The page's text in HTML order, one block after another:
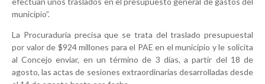
municipio”.
La Procuraduría precisa que se trata del traslado presupuestal
por valor de $924 millones para el PAE en el municipio y le solicita
al Concejo enviar, en un término de 3 días, a partir del 18 de
agosto, las actas de sesiones extraordinarias desarrolladas desde